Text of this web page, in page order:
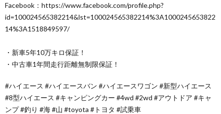
Facebook：https://www.facebook.com/profile.php?
id=100024565382214&lst=100024565382214%3A1000245653822
14%3A1518849597/
・新車5年10万キロ保証！
・中古車1年間走行距離無制限保証！
#ハイエース #ハイエースバン #ハイエースワゴン #新型ハイエース
#8型ハイエース #キャンピングカー #4wd #2wd #アウトドア #キャ
ンプ #釣り #海 #山 #toyota #トヨタ #試乗車